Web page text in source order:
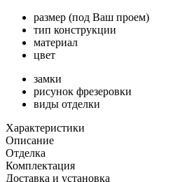
размер (под Ваш проем)
тип конструкции
материал
цвет
замки
рисунок фрезеровки
виды отделки
Характеристики
Описание
Отделка
Комплектация
Доставка и установка